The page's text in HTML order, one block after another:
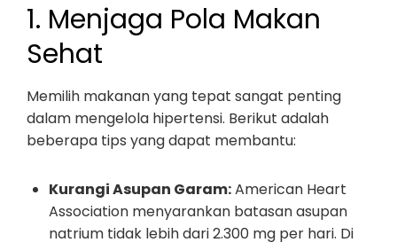
1. Menjaga Pola Makan
Sehat
Memilih makanan yang tepat sangat penting
dalam mengelola hipertensi. Berikut adalah
beberapa tips yang dapat membantu:
Kurangi Asupan Garam:American Heart
Association menyarankan batasan asupan
natrium tidak lebih dari 2.300 mg per hari. Di